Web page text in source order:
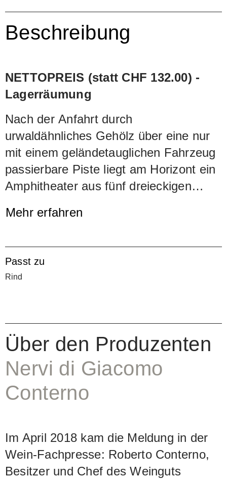
Beschreibung
NETTOPREIS (statt CHF 132.00) -
Lagerräumung
Nach der Anfahrt durch
urwaldähnliches Gehölz über eine nur
mit einem geländetauglichen Fahrzeug
passierbare Piste liegt am Horizont ein
Amphitheater aus fünf dreieckigen
auf etwa 400 Metern über Meer
wird der Molsino nur in hervorragenden
Jahrgängen nach einer Ausbauzeit von
etwa drei Jahren in grossen
Eichenfässern abgefüllt. Er zeigt eine
aristokratische Strenge, höchste
Präzision im aromatischen Ausdruck,
Spiel und ist von seidenweichen
Tanninen unterlegt.
Mehr erfahren
Passt zu
Rind
Über den Produzenten
Nervi di Giacomo
Conterno
Im April 2018 kam die Meldung in der
Wein-Fachpresse: Roberto Conterno,
Besitzer und Chef des Weinguts